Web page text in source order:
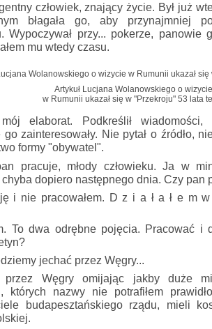
człowiek, znający życie. Był już
błagała go, aby przynajmniej
Wypoczywał przy... pokerze, panowie
mu wtedy czasu.
Artykuł Lucjana Wolanowskiego o wizycie
w Rumunii ukazał się w "Przekroju" 53 lata
mój elaborat. Podkreślił
zainteresowały. Nie pytał o źródło,
formy "obywatel".
pracuje, młody człowieku. Ja w
dopiero następnego dnia. Czy pan
i nie pracowałem. D z i a ł a ł e m w
To dwa odrębne pojęcia. Pracować i
jechać przez Węgry...
przez Węgry omijając jakby duże
których nazwy nie potrafiłem
budapesztańskiego rządu, mieli